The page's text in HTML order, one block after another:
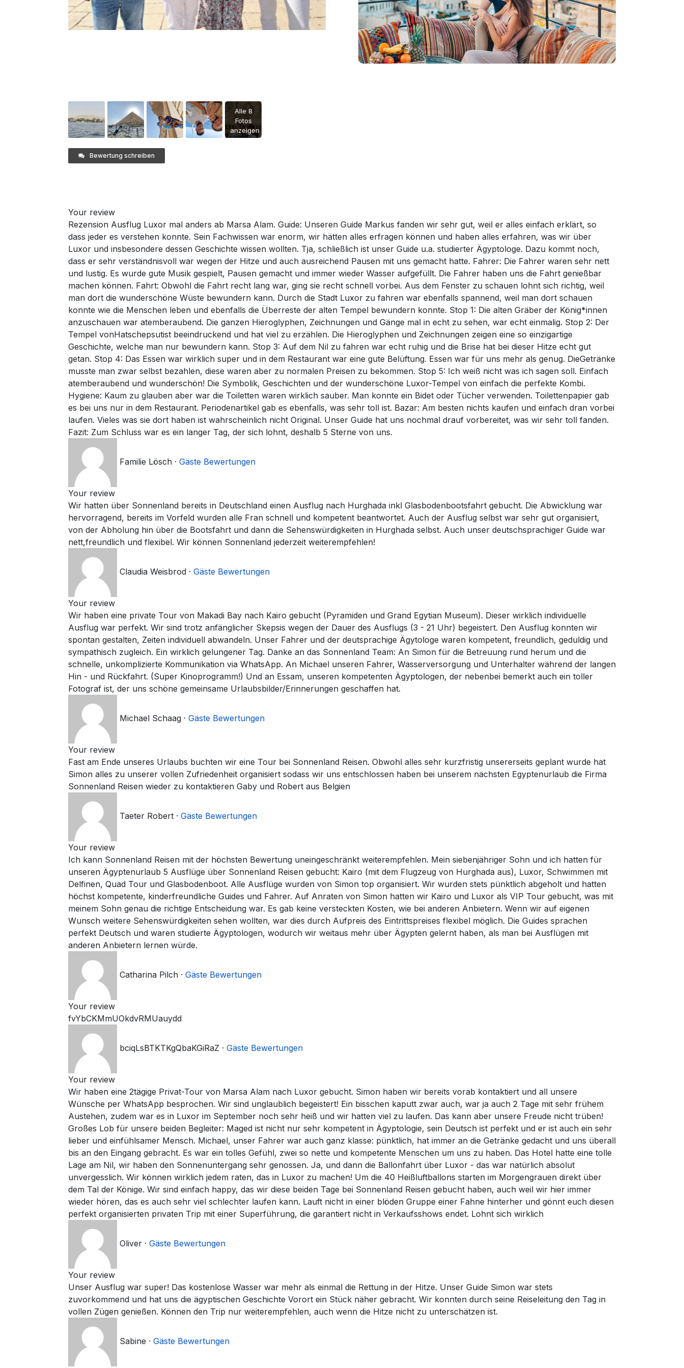
Alle 8
Fotos
anzeigen
Bewertung schreiben
Your review
Rezension Ausflug Luxor mal anders ab Marsa Alam. Guide: Unseren Guide Markus fanden wir sehr gut, weil er alles einfach erklärt, so
dass jeder es verstehen konnte. Sein Fachwissen war enorm, wir hätten alles erfragen können und haben alles erfahren, was wir über
Luxor und insbesondere dessen Geschichte wissen wollten. Tja, schließlich ist unser Guide u.a. studierter Ägyptologe. Dazu kommt noch,
dass er sehr verständnisvoll war wegen der Hitze und auch ausreichend Pausen mit uns gemacht hatte. Fahrer: Die Fahrer waren sehr nett
und lustig. Es wurde gute Musik gespielt, Pausen gemacht und immer wieder Wasser aufgefüllt. Die Fahrer haben uns die Fahrt genießbar
machen können. Fahrt: Obwohl die Fahrt recht lang war, ging sie recht schnell vorbei. Aus dem Fenster zu schauen lohnt sich richtig, weil
man dort die wunderschöne Wüste bewundern kann. Durch die Stadt Luxor zu fahren war ebenfalls spannend, weil man dort schauen
konnte wie die Menschen leben und ebenfalls die Überreste der alten Tempel bewundern konnte. Stop 1: Die alten Gräber der König*innen
anzuschauen war atemberaubend. Die ganzen Hieroglyphen, Zeichnungen und Gänge mal in echt zu sehen, war echt einmalig. Stop 2: Der
Tempel vonHatschepsutist beeindruckend und hat viel zu erzählen. Die Hieroglyphen und Zeichnungen zeigen eine so einzigartige
Geschichte, welche man nur bewundern kann. Stop 3: Auf dem Nil zu fahren war echt ruhig und die Brise hat bei dieser Hitze echt gut
getan. Stop 4: Das Essen war wirklich super und in dem Restaurant war eine gute Belüftung. Essen war für uns mehr als genug. DieGetränke
musste man zwar selbst bezahlen, diese waren aber zu normalen Preisen zu bekommen. Stop 5: Ich weiß nicht was ich sagen soll. Einfach
atemberaubend und wunderschön! Die Symbolik, Geschichten und der wunderschöne Luxor-Tempel von einfach die perfekte Kombi.
Hygiene: Kaum zu glauben aber war die Toiletten waren wirklich sauber. Man konnte ein Bidet oder Tücher verwenden. Toilettenpapier gab
es bei uns nur in dem Restaurant. Periodenartikel gab es ebenfalls, was sehr toll ist. Bazar: Am besten nichts kaufen und einfach dran vorbei
laufen. Vieles was sie dort haben ist wahrscheinlich nicht Original. Unser Guide hat uns nochmal drauf vorbereitet, was wir sehr toll fanden.
Fazit: Zum Schluss war es ein langer Tag, der sich lohnt, deshalb 5 Sterne von uns.
Familie Lösch · Gäste Bewertungen
Your review
Wir hatten über Sonnenland bereits in Deutschland einen Ausflug nach Hurghada inkl Glasbodenbootsfahrt gebucht. Die Abwicklung war
hervorragend, bereits im Vorfeld wurden alle Fran schnell und kompetent beantwortet. Auch der Ausflug selbst war sehr gut organisiert,
von der Abholung hin über die Bootsfahrt und dann die Sehenswürdigkeiten in Hurghada selbst. Auch unser deutschsprachiger Guide war
nett,freundlich und flexibel. Wir können Sonnenland jederzeit weiterempfehlen!
Claudia Weisbrod · Gäste Bewertungen
Your review
Wir haben eine private Tour von Makadi Bay nach Kairo gebucht (Pyramiden und Grand Egytian Museum). Dieser wirklich individuelle
Ausflug war perfekt. Wir sind trotz anfänglicher Skepsis wegen der Dauer des Ausflugs (3 - 21 Uhr) begeistert. Den Ausflug konnten wir
spontan gestalten, Zeiten individuell abwandeln. Unser Fahrer und der deutsprachige Ägytologe waren kompetent, freundlich, geduldig und
sympathisch zugleich. Ein wirklich gelungener Tag. Danke an das Sonnenland Team: An Simon für die Betreuung rund herum und die
schnelle, unkomplizierte Kommunikation via WhatsApp. An Michael unseren Fahrer, Wasserversorgung und Unterhalter während der langen
Hin - und Rückfahrt. (Super Kinoprogramm!) Und an Essam, unseren kompetenten Ägyptologen, der nebenbei bemerkt auch ein toller
Fotograf ist, der uns schöne gemeinsame Urlaubsbilder/Erinnerungen geschaffen hat.
Michael Schaag · Gäste Bewertungen
Your review
Fast am Ende unseres Urlaubs buchten wir eine Tour bei Sonnenland Reisen. Obwohl alles sehr kurzfristig unsererseits geplant wurde hat
Simon alles zu unserer vollen Zufriedenheit organisiert sodass wir uns entschlossen haben bei unserem nächsten Egyptenurlaub die Firma
Sonnenland Reisen wieder zu kontaktieren Gaby und Robert aus Belgien
Taeter Robert · Gäste Bewertungen
Your review
Ich kann Sonnenland Reisen mit der höchsten Bewertung uneingeschränkt weiterempfehlen. Mein siebenjähriger Sohn und ich hatten für
unseren Ägyptenurlaub 5 Ausflüge über Sonnenland Reisen gebucht: Kairo (mit dem Flugzeug von Hurghada aus), Luxor, Schwimmen mit
Delfinen, Quad Tour und Glasbodenboot. Alle Ausflüge wurden von Simon top organisiert. Wir wurden stets pünktlich abgeholt und hatten
höchst kompetente, kinderfreundliche Guides und Fahrer. Auf Anraten von Simon hatten wir Kairo und Luxor als VIP Tour gebucht, was mit
meinem Sohn genau die richtige Entscheidung war. Es gab keine versteckten Kosten, wie bei anderen Anbietern. Wenn wir auf eigenen
Wunsch weitere Sehenswürdigkeiten sehen wollten, war dies durch Aufpreis des Eintrittspreises flexibel möglich. Die Guides sprachen
perfekt Deutsch und waren studierte Ägyptologen, wodurch wir weitaus mehr über Ägypten gelernt haben, als man bei Ausflügen mit
anderen Anbietern lernen würde.
Catharina Pilch · Gäste Bewertungen
Your review
fvYbCKMmUOkdvRMUauydd
bciqLsBTKTKgQbaKGiRaZ · Gäste Bewertungen
Your review
Wir haben eine 2tägige Privat-Tour von Marsa Alam nach Luxor gebucht. Simon haben wir bereits vorab kontaktiert und all unsere
Wünsche per WhatsApp besprochen. Wir sind unglaublich begeistert! Ein bisschen kaputt zwar auch, war ja auch 2 Tage mit sehr frühem
Austehen, zudem war es in Luxor im September noch sehr heiß und wir hatten viel zu laufen. Das kann aber unsere Freude nicht trüben!
Großes Lob für unsere beiden Begleiter: Maged ist nicht nur sehr kompetent in Ägyptologie, sein Deutsch ist perfekt und er ist auch ein sehr
lieber und einfühlsamer Mensch. Michael, unser Fahrer war auch ganz klasse: pünktlich, hat immer an die Getränke gedacht und uns überall
bis an den Eingang gebracht. Es war ein tolles Gefühl, zwei so nette und kompetente Menschen um uns zu haben. Das Hotel hatte eine tolle
Lage am Nil, wir haben den Sonnenuntergang sehr genossen. Ja, und dann die Ballonfahrt über Luxor - das war natürlich absolut
unvergesslich. Wir können wirklich jedem raten, das in Luxor zu machen! Um die 40 Heißluftballons starten im Morgengrauen direkt über
dem Tal der Könige. Wir sind einfach happy, das wir diese beiden Tage bei Sonnenland Reisen gebucht haben, auch weil wir hier immer
wieder hören, das es auch sehr viel schlechter laufen kann. Lauft nicht in einer blöden Gruppe einer Fahne hinterher und gönnt euch diesen
perfekt organisierten privaten Trip mit einer Superführung, die garantiert nicht in Verkaufsshows endet. Lohnt sich wirklich
Oliver · Gäste Bewertungen
Your review
Unser Ausflug war super! Das kostenlose Wasser war mehr als einmal die Rettung in der Hitze. Unser Guide Simon war stets
zuvorkommend und hat uns die ägyptischen Geschichte Vorort ein Stück näher gebracht. Wir konnten durch seine Reiseleitung den Tag in
vollen Zügen genießen. Können den Trip nur weiterempfehlen, auch wenn die Hitze nicht zu unterschätzen ist.
Sabine · Gäste Bewertungen